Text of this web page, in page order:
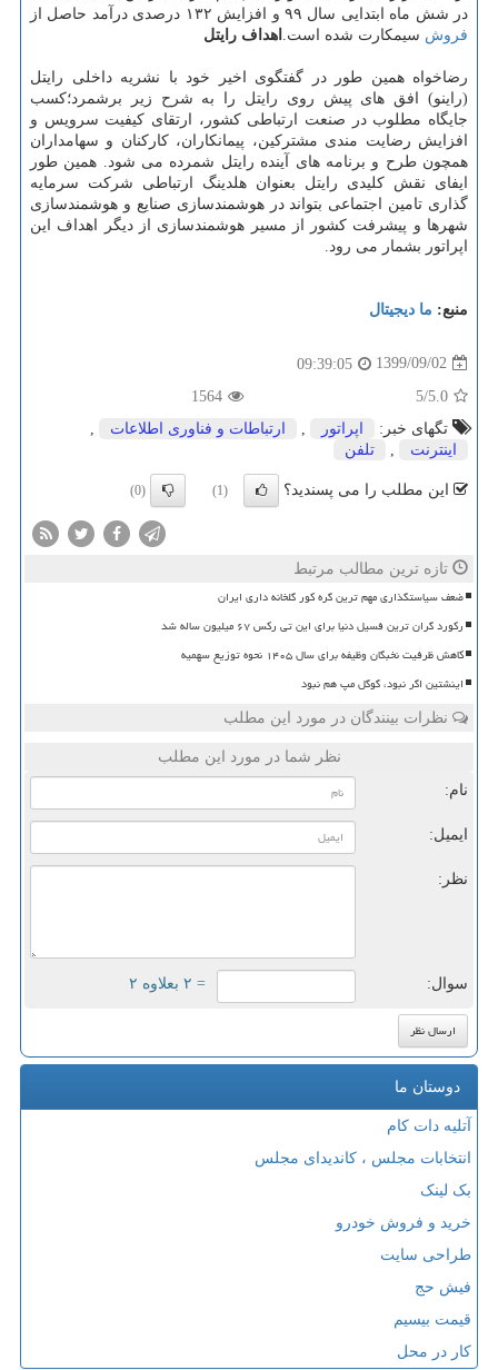
در شش ماه ابتدایی سال ۹۹ و افزایش ۱۳۲ درصدی درآمد حاصل از
فروش سیمکارت شده است. اهداف رایتل
رضاخواه همین طور در گفتگوی اخیر خود با نشریه داخلی رایتل
(راینو) افق های پیش روی رایتل را به شرح زیر برشمرد؛کسب
جایگاه مطلوب در صنعت ارتباطی کشور، ارتقای کیفیت سرویس و
افزایش رضایت مندی مشترکین، پیمانکاران، کارکنان و سهامداران
همچون طرح و برنامه های آینده رایتل شمرده می شود. همین طور
ایفای نقش کلیدی رایتل بعنوان هلدینگ ارتباطی شرکت سرمایه
گذاری تامین اجتماعی بتواند در هوشمندسازی صنایع و هوشمندسازی
شهرها و پیشرفت کشور از مسیر هوشمندسازی از دیگر اهداف این
اپراتور بشمار می رود.
منبع: ما دیجیتال
1399/09/02
09:39:05
5.0
/5
1564
تگهای خبر:
اپراتور ارتباطات و فناوری اطلاعات
اینترنت
تلفن
این مطلب را می پسندید؟ (1)
(0)
تازه ترین مطالب مرتبط
ضعف سیاستگذاری مهم ترین گره کور گلخانه داری ایران
رکورد گران ترین فسیل دنیا برای این تی رکس ۶۷ میلیون ساله شد
کاهش ظرفیت نخبگان وظیفه برای سال ۱۴۰۵ نحوه توزیع سهمیه
اینشتین اگر نبود، گوگل مپ هم نبود
نظرات بینندگان در مورد این مطلب
نظر شما در مورد این مطلب
نام:
ایمیل:
نظر:
سوال: = ۲ بعلاوه ۲
دوستان ما
آتلیه دات کام
انتخابات مجلس ، کاندیدای مجلس
بک لینک
خرید و فروش خودرو
طراحی سایت
فیش حج
قیمت بیسیم
کار در محل